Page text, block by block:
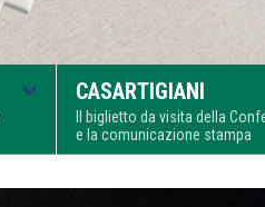
CASARTIGIANI
Il biglietto da visita della
e la comunicazione stampa